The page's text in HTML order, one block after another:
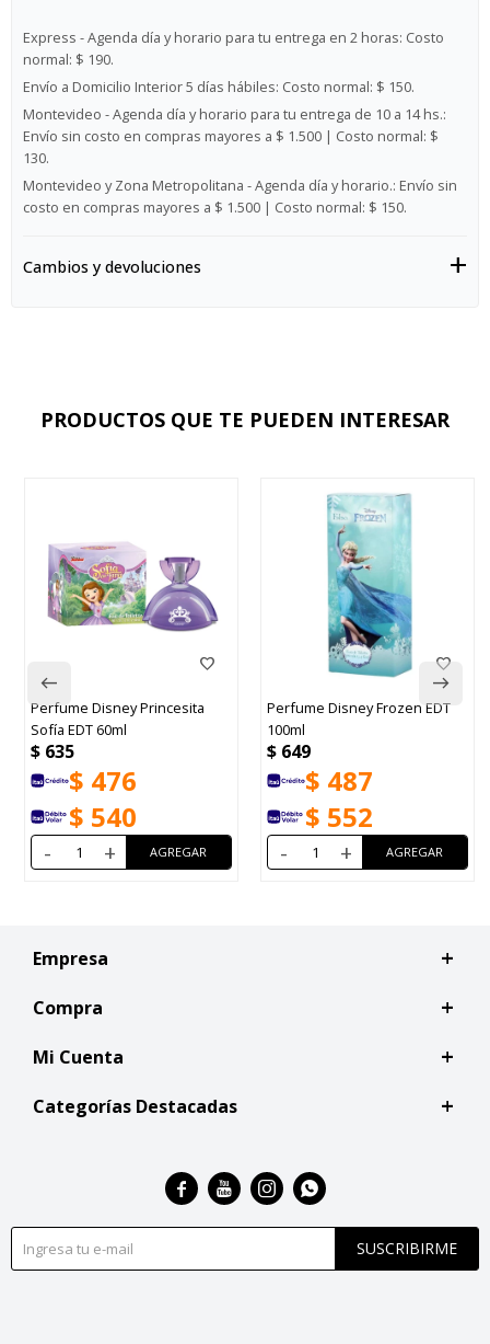
Express - Agenda día y horario para tu entrega en 2 horas: Costo
normal: $ 190.
Envío a Domicilio Interior 5 días hábiles: Costo normal: $ 150.
Montevideo - Agenda día y horario para tu entrega de 10 a 14 hs.:
Envío sin costo en compras mayores a $ 1.500 | Costo normal: $
130.
Montevideo y Zona Metropolitana - Agenda día y horario.: Envío sin
costo en compras mayores a $ 1.500 | Costo normal: $ 150.
Cambios y devoluciones
PRODUCTOS QUE TE PUEDEN INTERESAR
Perfume Disney Princesita
Sofía EDT 60ml
$ 635
$ 476
$ 540
- +
Perfume Disney Frozen EDT
100ml
$ 649
$ 487
$ 552
- +
Empresa
Compra
Mi Cuenta
Categorías Destacadas
SUSCRIBIRME
   